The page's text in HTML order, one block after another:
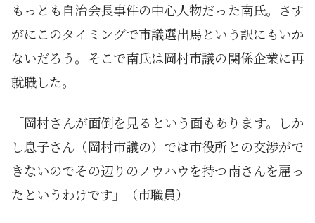
もっとも自治会長事件の中心人物だった南氏。さす
がにこのタイミングで市議選出馬という訳にもいか
ないだろう。そこで南氏は岡村市議の関係企業に再
就職した。
「岡村さんが面倒を見るという面もあります。しか
し息子さん（岡村市議の）では市役所との交渉がで
きないのでその辺りのノウハウを持つ南さんを雇っ
たというわけです」（市職員）